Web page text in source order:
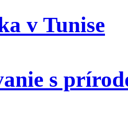
v Tunise
s